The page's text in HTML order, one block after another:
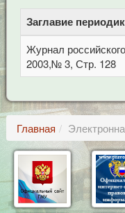
Заглавие
Журнал
2003,№ 3, Стр. 128
Главная